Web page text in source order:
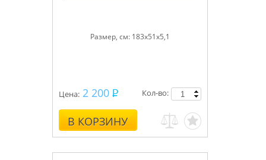
Размер, см: 183x51x5,1
Цена: 2 200
В КОРЗИНУ
Кол-во: